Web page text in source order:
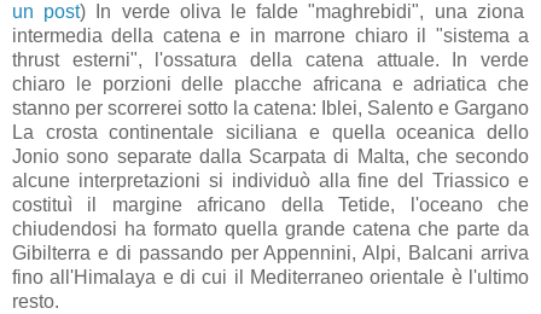
un post) In verde oliva le falde "maghrebidi", una ziona
intermedia della catena e in marrone chiaro il "sistema a
thrust esterni", l'ossatura della catena attuale. In verde
chiaro le porzioni delle placche africana e adriatica che
stanno per scorrerei sotto la catena: Iblei, Salento e Gargano
La crosta continentale siciliana e quella oceanica dello
Jonio sono separate dalla Scarpata di Malta, che secondo
alcune interpretazioni si individuò alla fine del Triassico e
costituì il margine africano della Tetide, l'oceano che
chiudendosi ha formato quella grande catena che parte da
Gibilterra e di passando per Appennini, Alpi, Balcani arriva
fino all'Himalaya e di cui il Mediterraneo orientale è l'ultimo
resto.